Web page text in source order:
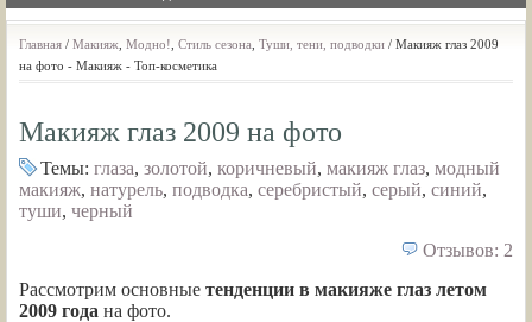
Главная / Макияж Модно! Стиль сезона Туши, тени, подводки / Макияж глаз 2009
на фото - Макияж - Топ-косметика
Макияж глаз 2009 на фото
Темы: глаза, золотой, коричневый, макияж глаз, модный
макияж, натурель, подводка, серебристый, серый, синий,
туши, черный
Отзывов: 2
Рассмотрим основные тенденции в макияже глаз летом
2009 года на фото.